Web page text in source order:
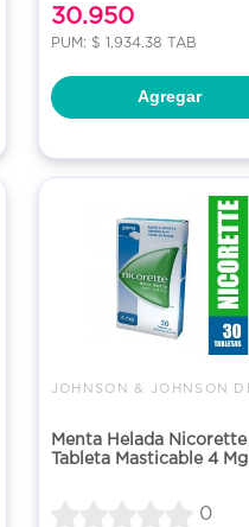
30.950
PUM: $ 1,934.38 TAB
Agregar
Menta Helada Nicorette
Tableta Masticable 4 Mg
0